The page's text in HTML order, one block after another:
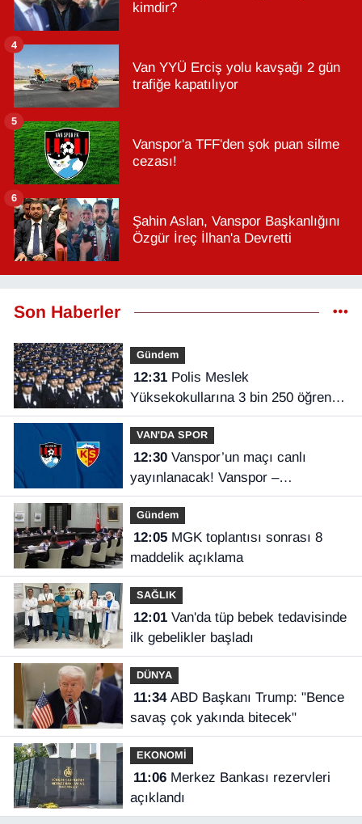
kimdir?
Van YYÜ Erciş yolu kavşağı 2 gün
trafiğe kapatılıyor
4
Vanspor'a TFF'den şok puan silme
cezası!
5
Şahin Aslan, Vanspor Başkanlığını
Özgür İreç İlhan'a Devretti
6
Son Haberler
Gündem
12:31Polis Meslek
Yüksekokullarına 3 bin 250 öğrenci
alınacak
VAN'DA SPOR
12:30Vanspor’un maçı canlı
yayınlanacak! Vanspor –
Kayserispor maçı hangi kanalda,
saat kaçta?
Gündem
12:05MGK toplantısı sonrası 8
maddelik açıklama
SAĞLIK
12:01Van'da tüp bebek tedavisinde
ilk gebelikler başladı
DÜNYA
11:34ABD Başkanı Trump: "Bence
savaş çok yakında bitecek"
EKONOMİ
11:06Merkez Bankası rezervleri
açıklandı